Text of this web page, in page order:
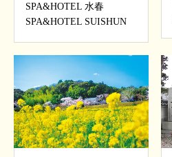
SPA&HOTEL 水春
SPA&HOTEL SUISHUN